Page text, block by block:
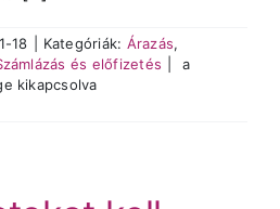
18 Kategóriák: Árazás,
és előfizetés
Meg
a
kikapcsolva